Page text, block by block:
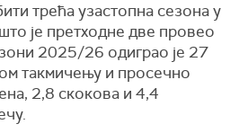
трећа узастопна сезона у
је претходне две провео
2025/26 одиграо је 27
такмичењу и просечно
2,8 скокова и 4,4